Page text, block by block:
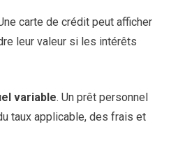
carte de crédit peut afficher
leur valeur si les intérêts
variable. Un prêt personnel
taux applicable, des frais et